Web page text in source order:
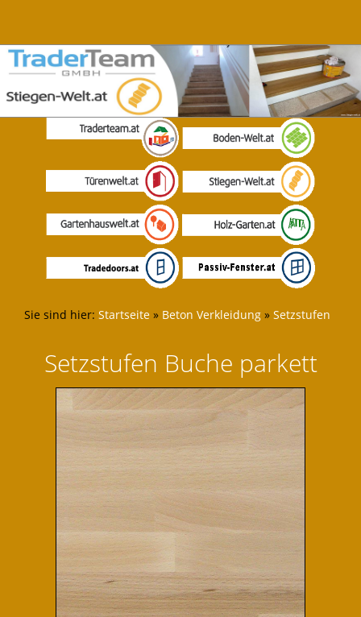
Sie sind hier: Startseite » Beton Verkleidung » Setzstufen
Setzstufen Buche parkett